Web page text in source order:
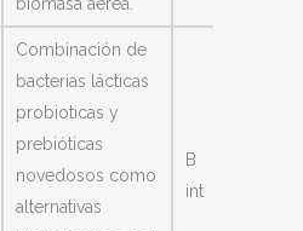
Combinación de
bacterias lácticas
probioticas y
prebióticas
novedosos como
alternativas
B
int